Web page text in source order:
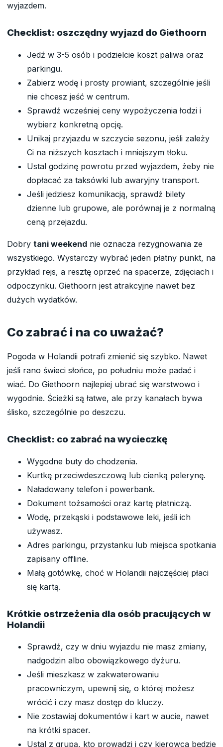
wyjazdem.
Checklist: oszczędny wyjazd do Giethoorn
Jedź w 3-5 osób i podzielcie koszt paliwa oraz
parkingu.
Zabierz wodę i prosty prowiant, szczególnie jeśli
nie chcesz jeść w centrum.
Sprawdź wcześniej ceny wypożyczenia łodzi i
wybierz konkretną opcję.
Unikaj przyjazdu w szczycie sezonu, jeśli zależy
Ci na niższych kosztach i mniejszym tłoku.
Ustal godzinę powrotu przed wyjazdem, żeby nie
dopłacać za taksówki lub awaryjny transport.
Jeśli jedziesz komunikacją, sprawdź bilety
dzienne lub grupowe, ale porównaj je z normalną
ceną przejazdu.
Dobry tani weekend nie oznacza rezygnowania ze
wszystkiego. Wystarczy wybrać jeden płatny punkt, na
przykład rejs, a resztę oprzeć na spacerze, zdjęciach i
odpoczynku. Giethoorn jest atrakcyjne nawet bez
dużych wydatków.
Co zabrać i na co uważać?
Pogoda w Holandii potrafi zmienić się szybko. Nawet
jeśli rano świeci słońce, po południu może padać i
wiać. Do Giethoorn najlepiej ubrać się warstwowo i
wygodnie. Ścieżki są łatwe, ale przy kanałach bywa
ślisko, szczególnie po deszczu.
Checklist: co zabrać na wycieczkę
Wygodne buty do chodzenia.
Kurtkę przeciwdeszczową lub cienką pelerynę.
Naładowany telefon i powerbank.
Dokument tożsamości oraz kartę płatniczą.
Wodę, przekąski i podstawowe leki, jeśli ich
używasz.
Adres parkingu, przystanku lub miejsca spotkania
zapisany offline.
Małą gotówkę, choć w Holandii najczęściej płaci
się kartą.
Krótkie ostrzeżenia dla osób pracujących w
Holandii
Sprawdź, czy w dniu wyjazdu nie masz zmiany,
nadgodzin albo obowiązkowego dyżuru.
Jeśli mieszkasz w zakwaterowaniu
pracowniczym, upewnij się, o której możesz
wrócić i czy masz dostęp do kluczy.
Nie zostawiaj dokumentów i kart w aucie, nawet
na krótki spacer.
Ustal z grupą, kto prowadzi i czy kierowca będzie